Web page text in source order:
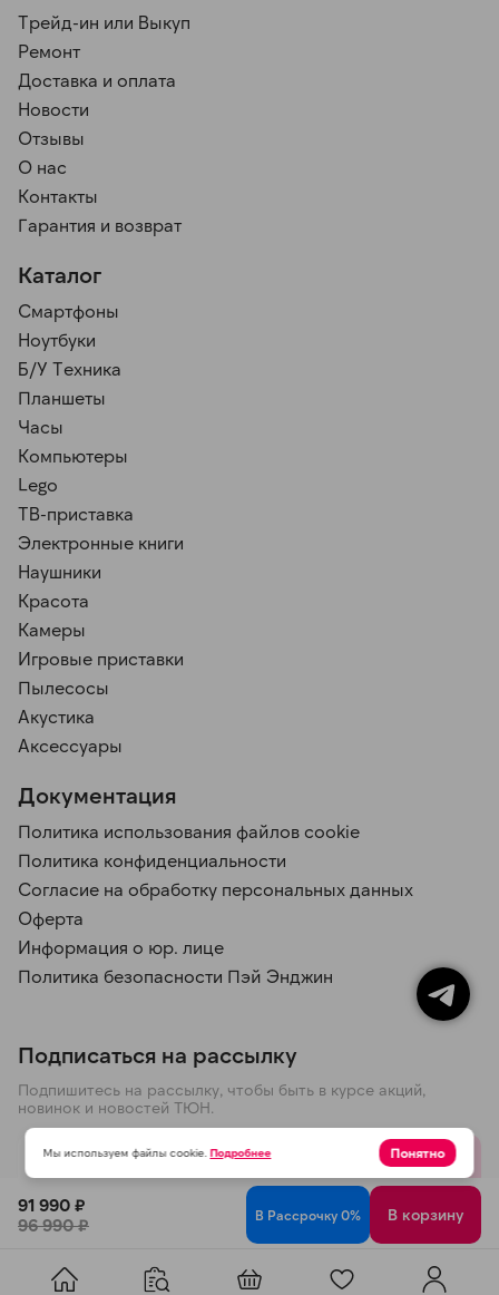
91 990 ₽
96 990 ₽
В Рассрочку 0% В корзину
Трейд-ин или Выкуп
Ремонт
Доставка и оплата
Новости
Отзывы
О нас
Контакты
Гарантия и возврат
Каталог
Смартфоны
Ноутбуки
Б/У Техника
Планшеты
Часы
Компьютеры
Lego
ТВ-приставка
Электронные книги
Наушники
Красота
Камеры
Игровые приставки
Пылесосы
Акустика
Аксессуары
Документация
Политика использования файлов cookie
Политика конфиденциальности
Согласие на обработку персональных данных
Оферта
Информация о юр. лице
Политика безопасности Пэй Энджин
Подписаться на рассылку
Подпишитесь на рассылку, чтобы быть в курсе акций,
новинок и новостей ТЮН.
Отправить
Политика конфиденциальности © 2026 ООО ТЮН
Мы используем файлы cookie.Подробнее Понятно